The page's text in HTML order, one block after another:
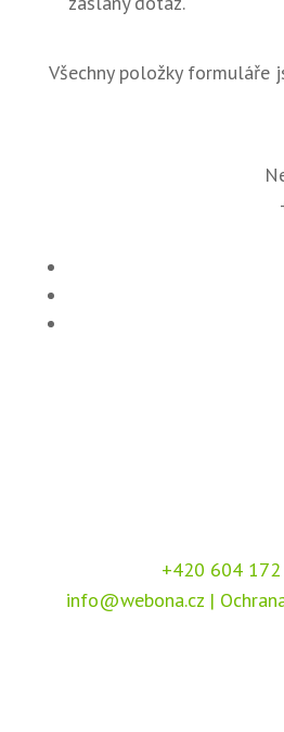
Všechny položky formuláře
+420 604
info@webona.cz |